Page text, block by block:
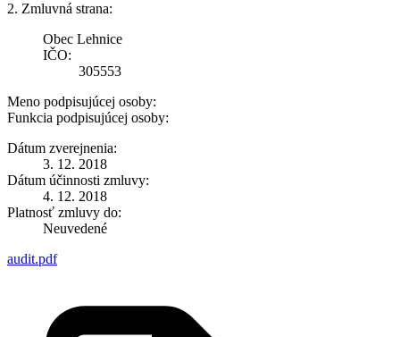
2. Zmluvná strana:
Obec Lehnice
IČO:
305553
Meno podpisujúcej osoby:
Funkcia podpisujúcej osoby:
Dátum zverejnenia:
3. 12. 2018
Dátum účinnosti zmluvy:
4. 12. 2018
Platnosť zmluvy do:
Neuvedené
audit.pdf